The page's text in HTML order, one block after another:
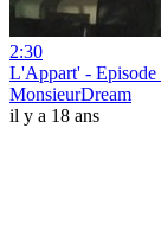
2:30
L'Appart' - Episode
MonsieurDream
il y a 18 ans